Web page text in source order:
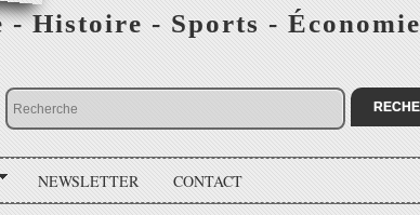
Histoire - Sports - Économie
NEWSLETTER CONTACT